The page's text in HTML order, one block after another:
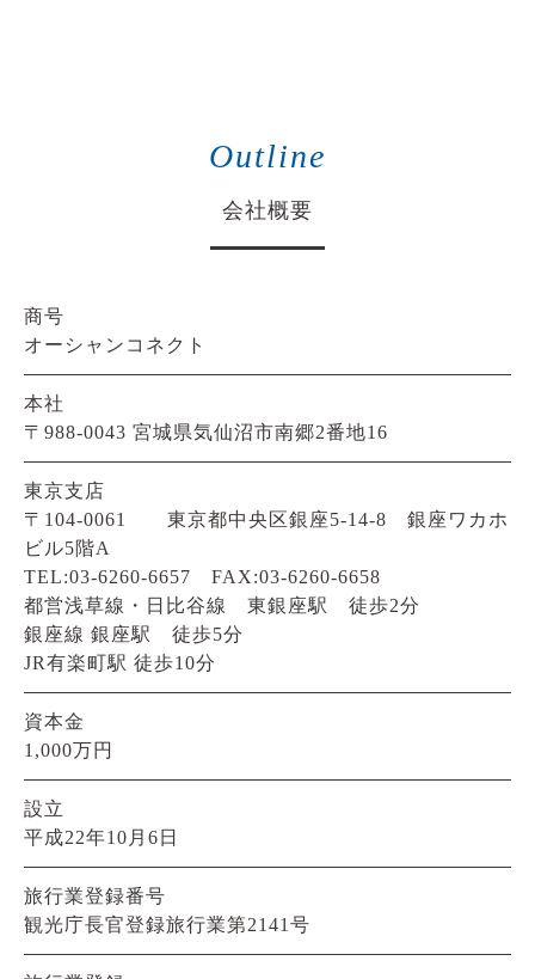
Outline
会社概要
商号
オーシャンコネクト
本社
〒988-0043 宮城県気仙沼市南郷2番地16
東京支店
〒104-0061 東京都中央区銀座5-14-8 銀座ワカホ
ビル5階A
TEL:03-6260-6657 FAX:03-6260-6658
都営浅草線・日比谷線 東銀座駅 徒歩2分
銀座線 銀座駅 徒歩5分
JR有楽町駅 徒歩10分
資本金
1,000万円
設立
平成22年10月6日
旅行業登録番号
観光庁長官登録旅行業第2141号